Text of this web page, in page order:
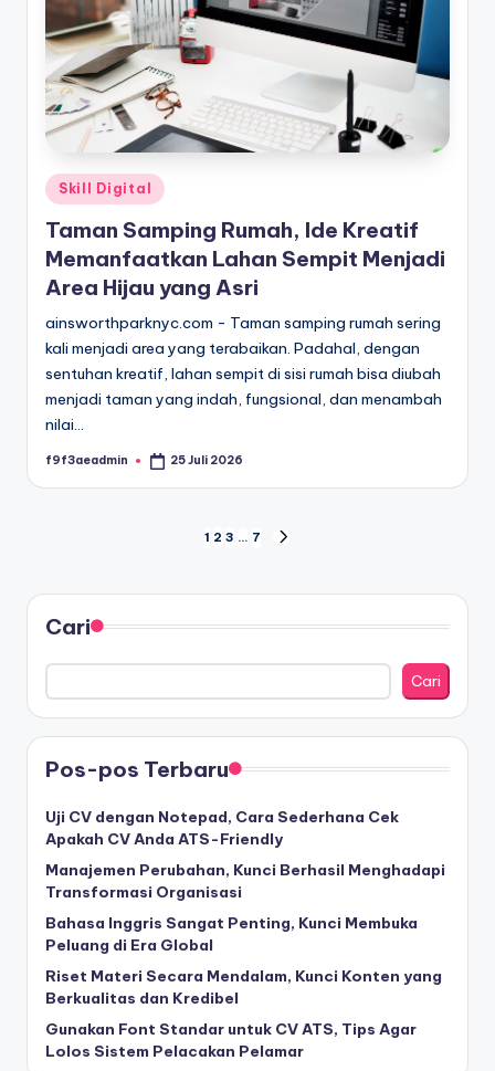
Posted
in
Skill Digital
Taman Samping Rumah, Ide Kreatif
Memanfaatkan Lahan Sempit Menjadi
Area Hijau yang Asri
ainsworthparknyc.com - Taman samping rumah sering
kali menjadi area yang terabaikan. Padahal, dengan
sentuhan kreatif, lahan sempit di sisi rumah bisa diubah
menjadi taman yang indah, fungsional, dan menambah
nilai…
Posted
f9f3aeadmin 25 Juli 2026
pos
1 2 3 … 7
Cari
Cari
Pos-pos Terbaru
Uji CV dengan Notepad, Cara Sederhana Cek
Apakah CV Anda ATS-Friendly
Manajemen Perubahan, Kunci Berhasil Menghadapi
Transformasi Organisasi
Bahasa Inggris Sangat Penting, Kunci Membuka
Peluang di Era Global
Riset Materi Secara Mendalam, Kunci Konten yang
Berkualitas dan Kredibel
Gunakan Font Standar untuk CV ATS, Tips Agar
Lolos Sistem Pelacakan Pelamar